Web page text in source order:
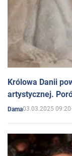
Królowa Danii
artystycznej.
Dama03.03.2025 09:20